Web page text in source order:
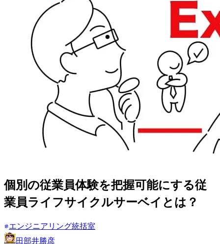
個別の従業員体験を把握可能にする従
業員ライフサイクルサーベイとは？
エンジニアリング統括室
田部井勝彦